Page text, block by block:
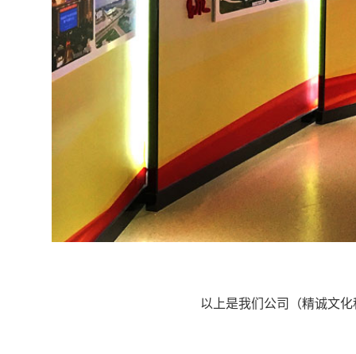
以上是我们公司（精诚文